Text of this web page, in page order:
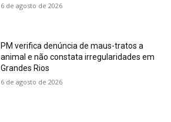
6 de agosto de 2026
PM verifica denúncia de maus-tratos a
animal e não constata irregularidades em
Grandes Rios
6 de agosto de 2026